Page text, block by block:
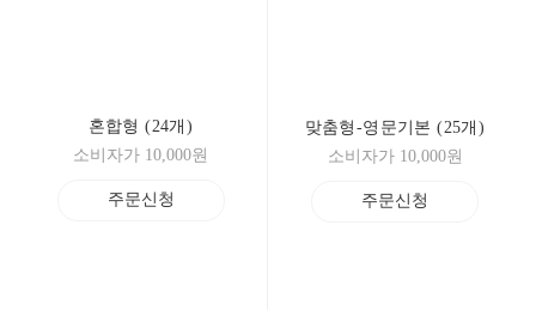
혼합형 (24개)
소비자가 10,000원
주문신청
맞춤형-영문기본 (25개)
소비자가 10,000원
주문신청